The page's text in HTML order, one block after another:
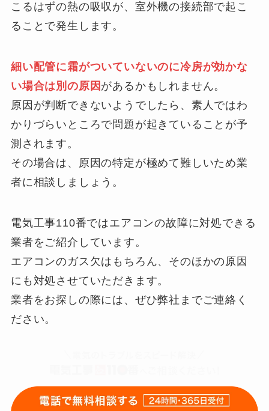
こるはずの熱の吸収が、室外機の接続部で起こ
ることで発生します。
細い配管に霜がついていないのに冷房が効かな
い場合は別の原因 があるかもしれません。
原因が判断できないようでしたら、素人ではわ
かりづらいところで問題が起きていることが予
測されます。
その場合は、原因の特定が極めて難しいため業
者に相談しましょう。
電気工事110番ではエアコンの故障に対処できる
業者をご紹介しています。
エアコンのガス欠はもちろん、そのほかの原因
にも対処させていただきます。
業者をお探しの際には、ぜひ弊社までご連絡く
ださい。